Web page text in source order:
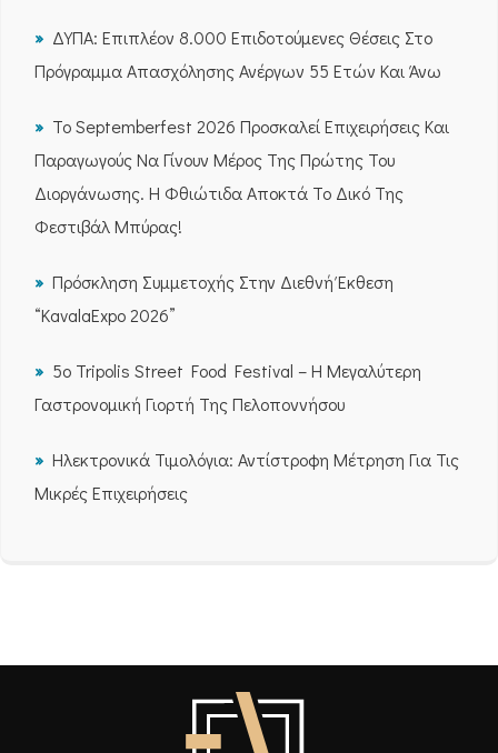
ΔΥΠΑ: Επιπλέον 8.000 Επιδοτούμενες Θέσεις Στο
Πρόγραμμα Απασχόλησης Ανέργων 55 Ετών Και Άνω
Το Septemberfest 2026 Προσκαλεί Επιχειρήσεις Και
Παραγωγούς Να Γίνουν Μέρος Της Πρώτης Του
Διοργάνωσης. Η Φθιώτιδα Αποκτά Το Δικό Της
Φεστιβάλ Μπύρας!
Πρόσκληση Συμμετοχής Στην Διεθνή Έκθεση
“KavalaExpo 2026”
5ο Tripolis Street Food Festival – Η Μεγαλύτερη
Γαστρονομική Γιορτή Της Πελοποννήσου
Ηλεκτρονικά Τιμολόγια: Αντίστροφη Μέτρηση Για Τις
Μικρές Επιχειρήσεις